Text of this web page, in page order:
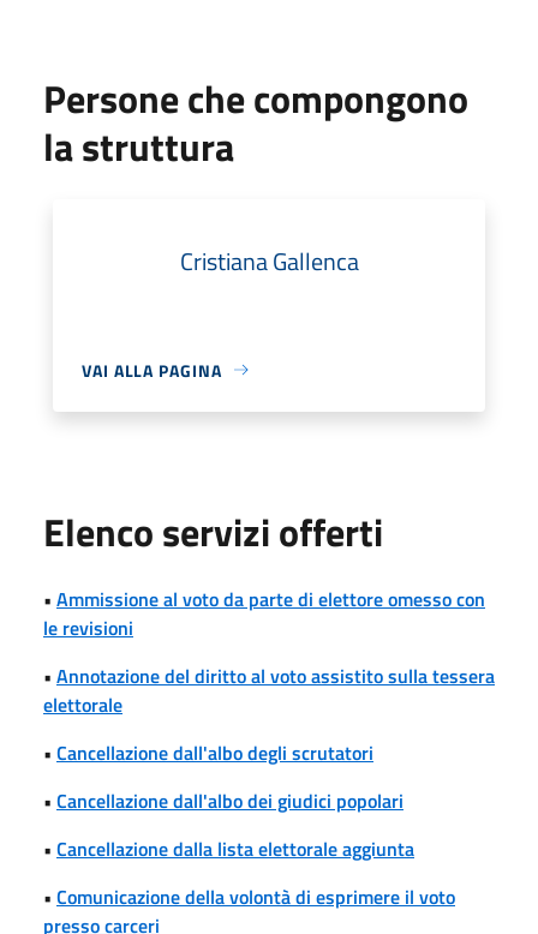
Persone che compongono
la struttura
Cristiana Gallenca
VAI ALLA PAGINA
Elenco servizi offerti
• Ammissione al voto da parte di elettore omesso con
le revisioni
• Annotazione del diritto al voto assistito sulla tessera
elettorale
• Cancellazione dall'albo degli scrutatori
• Cancellazione dall'albo dei giudici popolari
• Cancellazione dalla lista elettorale aggiunta
• Comunicazione della volontà di esprimere il voto
presso carceri